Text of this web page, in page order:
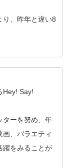
り、昨年と違い8
Hey! Say!
ターを努め、年
、バラエティ
躍をみることが